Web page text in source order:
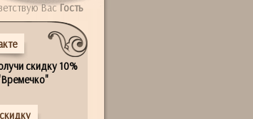
ВасГость
скидку 10%